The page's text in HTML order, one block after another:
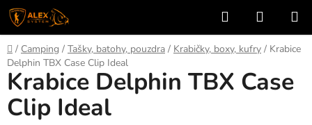
Přejít
na
obsah
Hledat
KOŠÍK
Domů
/ Camping / Tašky, batohy, pouzdra / Krabičky, boxy, kufry / Krabice
Delphin TBX Case Clip Ideal
Krabice Delphin TBX Case
Clip Ideal